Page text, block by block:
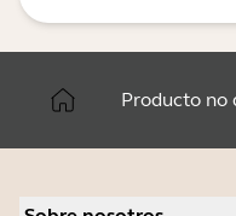
Producto no